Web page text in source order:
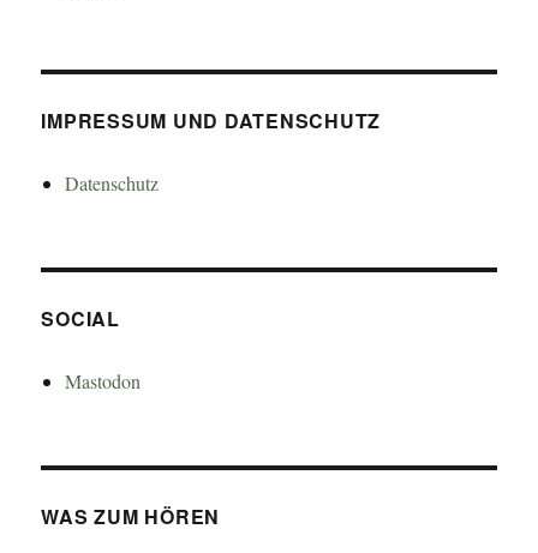
IMPRESSUM UND DATENSCHUTZ
Datenschutz
SOCIAL
Mastodon
WAS ZUM HÖREN